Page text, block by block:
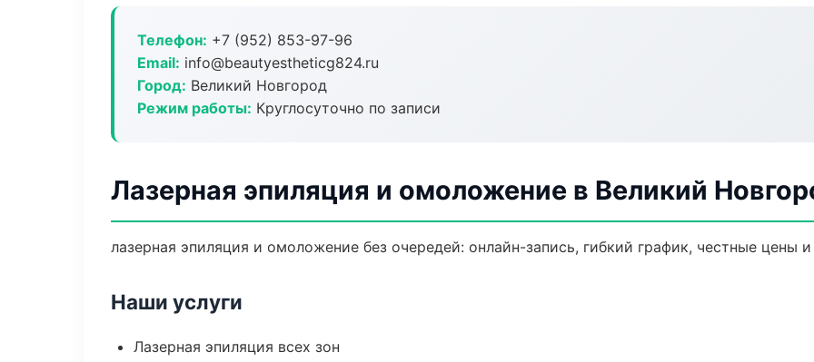
Телефон: +7 (952) 853-97-96
Email: info@beautyestheticg824.ru
Город: Великий Новгород
Режим работы: Круглосуточно по записи
Лазерная эпиляция и омоложение в Великий
лазерная эпиляция и омоложение без очередей: онлайн-запись, гибкий график, честные цены
Наши услуги
Лазерная эпиляция всех зон